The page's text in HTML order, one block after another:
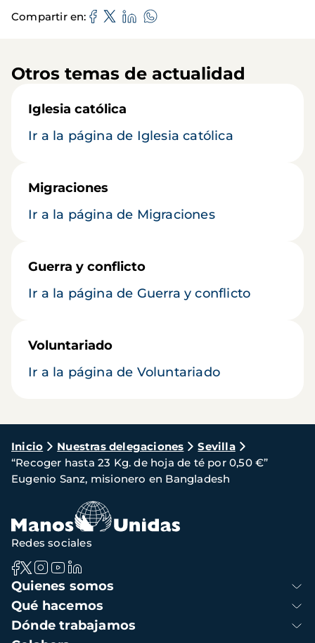
Compartir en
Otros temas de actualidad
Iglesia católica
Ir a la página de Iglesia católica
Migraciones
Ir a la página de Migraciones
Guerra y conflicto
Ir a la página de Guerra y conflicto
Voluntariado
Ir a la página de Voluntariado
Ruta
de
navegación
Inicio Nuestras delegaciones
Sevilla
“Recoger hasta 23 Kg. de hoja de té por 0,50 €”
Eugenio Sanz, misionero en Bangladesh
Navegación
principal
Quienes somos
Qué hacemos
Dónde trabajamos
Redes sociales